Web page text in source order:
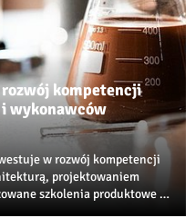
kompetencji
wykonawców
w rozwój kompetencji
projektowaniem
szkolenia produktowe i